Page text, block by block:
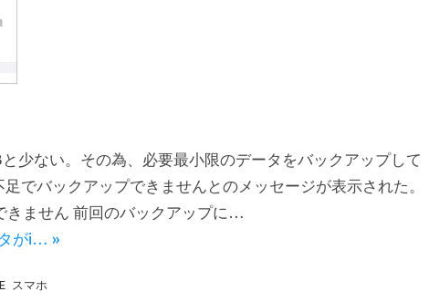
少ない。その為、必要最小限のデータをバックアップして
でバックアップできませんとのメッセージが表示された。
きません 前回のバックアップに…
がi… »
スマホ